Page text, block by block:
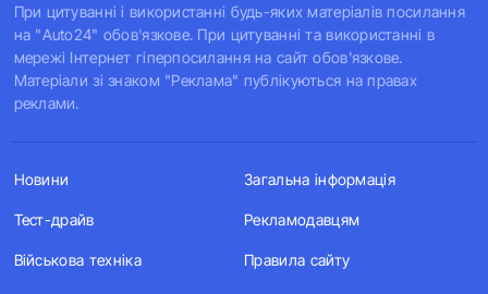
При цитуванні і використанні будь-яких матеріалів посилання
на "Auto24" обов'язкове. При цитуванні та використанні в
мережі Інтернет гіперпосилання на сайт обов'язкове.
Матеріали зі знаком "Реклама" публікуються на правах
реклами.
Новини
Тест-драйв
Військова техніка
Загальна інформація
Рекламодавцям
Правила сайту